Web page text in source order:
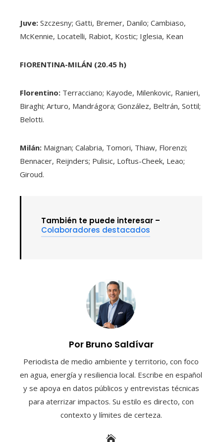
Juve: Szczesny; Gatti, Bremer, Danilo; Cambiaso,
McKennie, Locatelli, Rabiot, Kostic; Iglesia, Kean
FIORENTINA-MILÁN (20.45 h)
Florentino: Terracciano; Kayode, Milenkovic, Ranieri,
Biraghi; Arturo, Mandrágora; González, Beltrán, Sottil;
Belotti.
Milán: Maignan; Calabria, Tomori, Thiaw, Florenzi;
Bennacer, Reijnders; Pulisic, Loftus-Cheek, Leao;
Giroud.
También te puede interesar –
Colaboradores destacados
Por Bruno Saldívar
Periodista de medio ambiente y territorio, con foco
en agua, energía y resiliencia local. Escribe en español
y se apoya en datos públicos y entrevistas técnicas
para aterrizar impactos. Su estilo es directo, con
contexto y límites de certeza.